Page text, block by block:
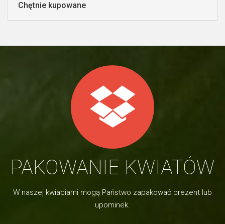
Chętnie kupowane
PAKOWANIE KWIATÓW
W naszej kwiaciarni mogą Państwo zapakować prezent lub
upominek.